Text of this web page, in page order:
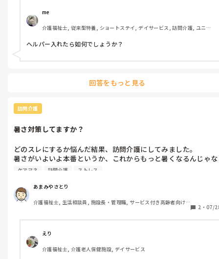
me
介護福祉士, 従来型特養, ショートステイ, デイサービス, 訪問介護, ユニッ
ヘルパー入れたら如何でしょうか？
回答をもっと見る
訪問介護
暑さ対策してますか？
どのスレにするか悩んだ結果、訪問介護にしてみました。
暑さがいよいよ本番というか、これからもっと暑くなるんじゃな
いかと思ってます。
訪問と訪問の間もそうですが、ご利用者の家も暑いじゃないです
か。なにかいい方法とか気をつけていることがあれば教えてくだ
さい！
ケアマネ 訪問介護 ストレス
あまみやさとり
介護福祉士, 生活相談員, 施設長・管理職, サービス付き高齢者向け
2 ・ 07/
えり
介護福祉士, 介護老人保健施設, デイサービス